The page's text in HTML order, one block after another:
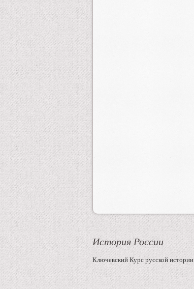
История России
Ключевский Курс русской истории